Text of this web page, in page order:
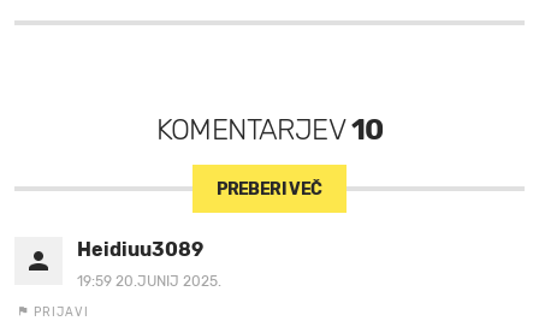
KOMENTARJEV10
PREBERI VEČ
Heidiuu3089
19:59 20.JUNIJ 2025.
PRIJAVI